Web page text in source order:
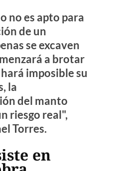
no es apto para
de un
se excaven
a brotar
imposible su
la
del manto
riesgo real",
Torres.
en